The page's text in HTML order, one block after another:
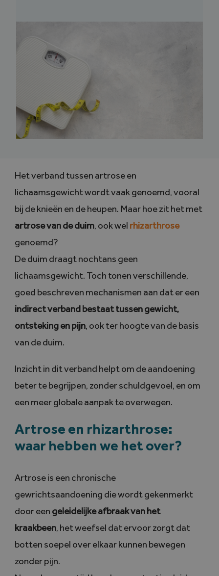
Het verband tussen artrose en
lichaamsgewicht wordt vaak genoemd, vooral
bij de knieën en de heupen. Maar hoe zit het met
artrose van de duim, ook wel rhizarthrose
genoemd?
De duim draagt nochtans geen
lichaamsgewicht. Toch tonen verschillende,
goed beschreven mechanismen aan dat er een
indirect verband bestaat tussen gewicht,
ontsteking en pijn, ook ter hoogte van de basis
van de duim.
Inzicht in dit verband helpt om de aandoening
beter te begrijpen, zonder schuldgevoel, en om
een meer globale aanpak te overwegen.
Artrose en rhizarthrose:
waar hebben we het over?
Artrose is een chronische
gewrichtsaandoening die wordt gekenmerkt
door een geleidelijke afbraak van het
kraakbeen, het weefsel dat ervoor zorgt dat
botten soepel over elkaar kunnen bewegen
zonder pijn.